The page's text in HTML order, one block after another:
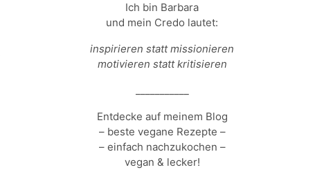
Ich bin Barbara
und mein Credo lautet:
inspirieren statt missionieren
motivieren statt kritisieren
Entdecke auf meinem Blog
– beste vegane Rezepte –
– einfach nachzukochen –
vegan & lecker!